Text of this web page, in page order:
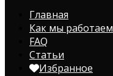
Главная
Как мы работаем
FAQ
Статьи
Избранное